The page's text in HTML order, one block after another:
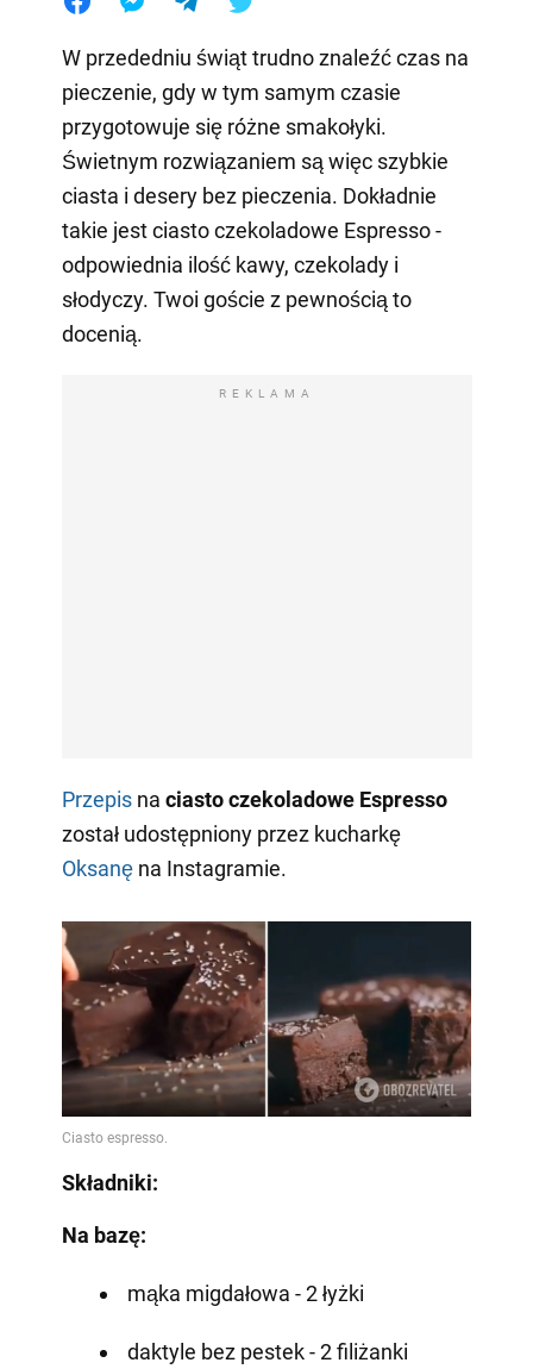
W przededniu świąt trudno znaleźć czas na
pieczenie, gdy w tym samym czasie
przygotowuje się różne smakołyki.
Świetnym rozwiązaniem są więc szybkie
ciasta i desery bez pieczenia. Dokładnie
takie jest ciasto czekoladowe Espresso -
odpowiednia ilość kawy, czekolady i
słodyczy. Twoi goście z pewnością to
docenią.
REKLAMA
Przepisna ciasto czekoladowe Espresso
został udostępniony przez kucharkę
Oksanęna Instagramie.
Składniki:
Na bazę:
mąka migdałowa - 2 łyżki
daktyle bez pestek - 2 filiżanki